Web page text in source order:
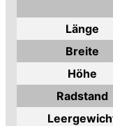
Länge
Breite
Höhe
Radstand